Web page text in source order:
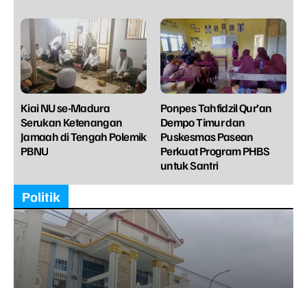
Kiai NU se-Madura
Serukan Ketenangan
Jamaah di Tengah Polemik
PBNU
Ponpes Tahfidzil Qur’an
Dempo Timur dan
Puskesmas Pasean
Perkuat Program PHBS
untuk Santri
Politik